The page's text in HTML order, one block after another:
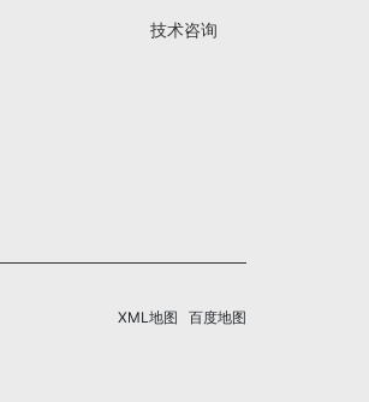
技术咨询
XML地图 百度地图